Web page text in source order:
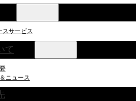
スサービス
て
ニュース